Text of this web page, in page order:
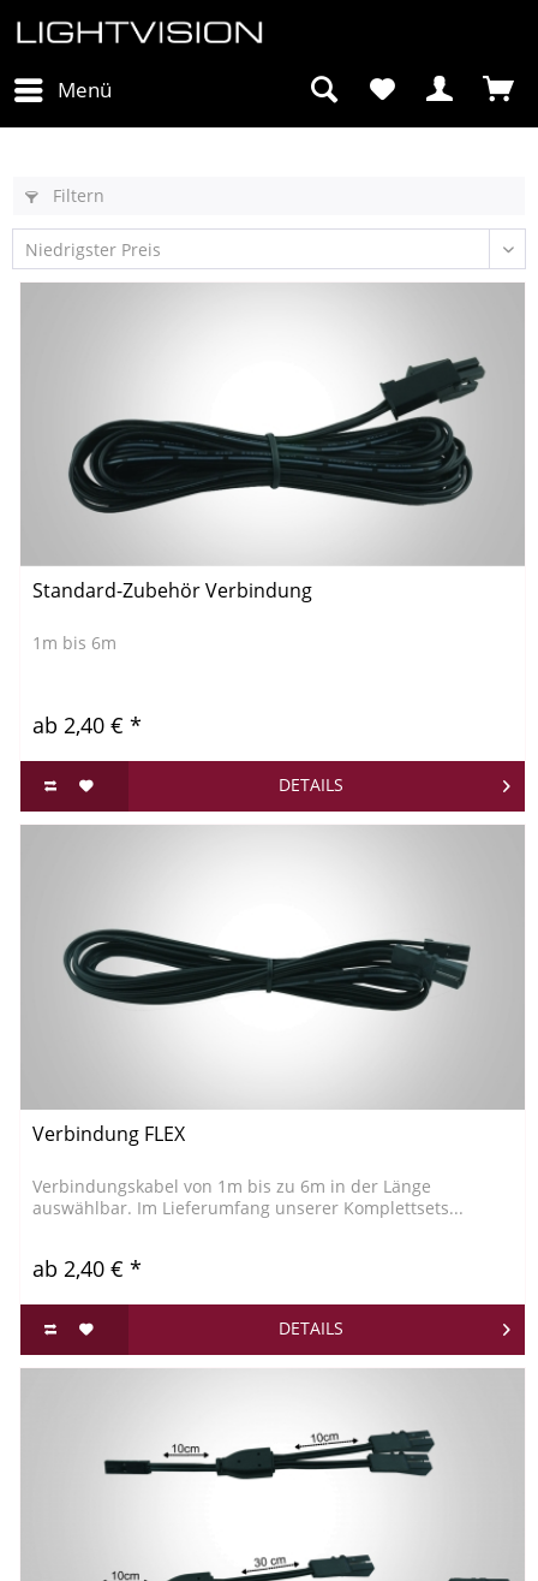
Menü
Filtern
Standard-Zubehör Verbindung
1m bis 6m
ab 2,40 € *
DETAILS
Verbindung FLEX
Verbindungskabel von 1m bis zu 6m in der Länge
auswählbar. Im Lieferumfang unserer Komplettsets...
ab 2,40 € *
DETAILS